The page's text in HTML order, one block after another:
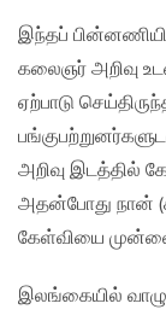
இந்தப்
கலைஞர் அறிவு
ஏற்பாடு
அறிவு இடத்தில்
அதன்போது நான்
கேள்வியை
இலங்கையில்